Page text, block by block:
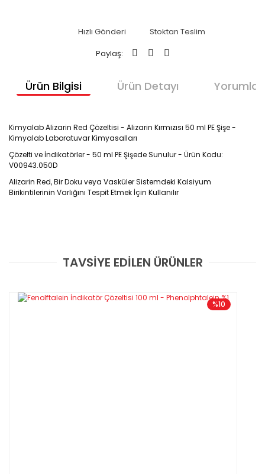
Hızlı Gönderi
Stoktan Teslim
Paylaş:
Ürün Bilgisi Ürün Detayı Yorumlar
Kimyalab Alizarin Red Çözeltisi - Alizarin Kırmızısı 50 ml PE Şişe -
Kimyalab Laboratuvar Kimyasalları
Çözelti ve İndikatörler - 50 ml PE Şişede Sunulur - Ürün Kodu:
V00943.050D
Alizarin Red, Bir Doku veya Vasküler Sistemdeki Kalsiyum
Birikintilerinin Varlığını Tespit Etmek İçin Kullanılır
Bu ürüne ilk yorumu siz yapın!
Yorum Yaz
50 ml / PE Şişe
TAVSİYE EDİLEN ÜRÜNLER
%10